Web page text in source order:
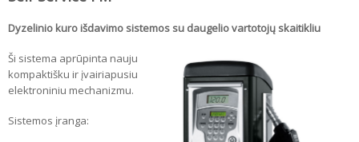
Dyzelinio kuro išdavimo sistemos su daugelio vartotojų skaitikliu
Ši sistema aprūpinta nauju
kompaktišku ir įvairiapusiu
elektroniniu mechanizmu.
Sistemos įranga: